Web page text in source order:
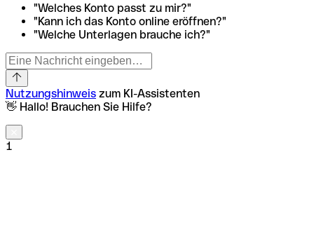
"Welches Konto passt zu mir?"
"Kann ich das Konto online eröffnen?"
"Welche Unterlagen brauche ich?"
Nutzungshinweis zum KI-Assistenten
👋 Hallo! Brauchen Sie Hilfe?
1